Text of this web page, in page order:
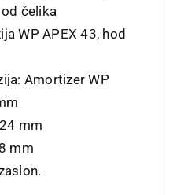
čelika
WP APEX 43, hod
Amortizer WP
mm
mm